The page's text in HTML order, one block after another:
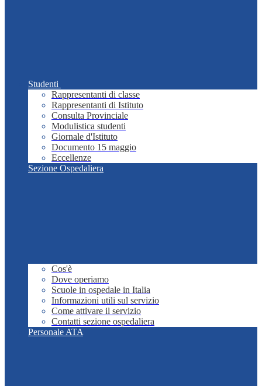
Studenti
Rappresentanti di classe
Rappresentanti di Istituto
Consulta Provinciale
Modulistica studenti
Giornale d'Istituto
Documento 15 maggio
Eccellenze
Sezione Ospedaliera
Cos'è
Dove operiamo
Scuole in ospedale in Italia
Informazioni utili sul servizio
Come attivare il servizio
Contatti sezione ospedaliera
Personale ATA